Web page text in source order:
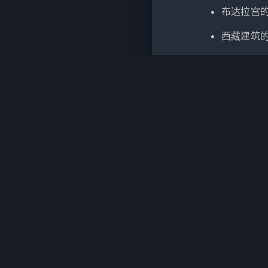
布达拉宫
西藏建筑